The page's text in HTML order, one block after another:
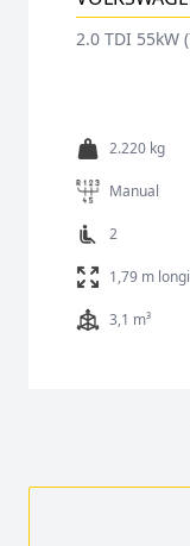
2.0 TDI 55kW
2.220 kg
Manual
2
1,79 m
3,1 m³